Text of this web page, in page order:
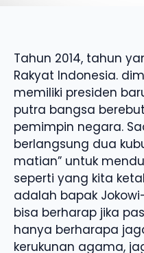
Tahun 2014, tahun
Rakyat Indonesia.
memiliki presiden
putra bangsa
pemimpin negara.
berlangsung dua
matian” untuk
seperti yang kita
adalah bapak
bisa berharap jika
hanya berharapa
kerukunan agama,